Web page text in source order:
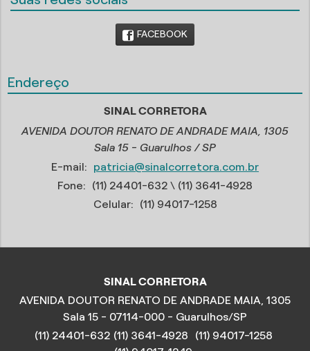
FACEBOOK
Endereço
SINAL CORRETORA
AVENIDA DOUTOR RENATO DE ANDRADE MAIA, 1305
Sala 15 - Guarulhos / SP
E-mail:
patricia@sinalcorretora.com.br
Fone:
(11) 24401-632 \ (11) 3641-4928
Celular:
(11) 94017-1258
SINAL CORRETORA
AVENIDA DOUTOR RENATO DE ANDRADE MAIA, 1305
Sala 15 - 07114-000 - Guarulhos/SP
(11) 24401-632 (11) 3641-4928
(11) 94017-1258